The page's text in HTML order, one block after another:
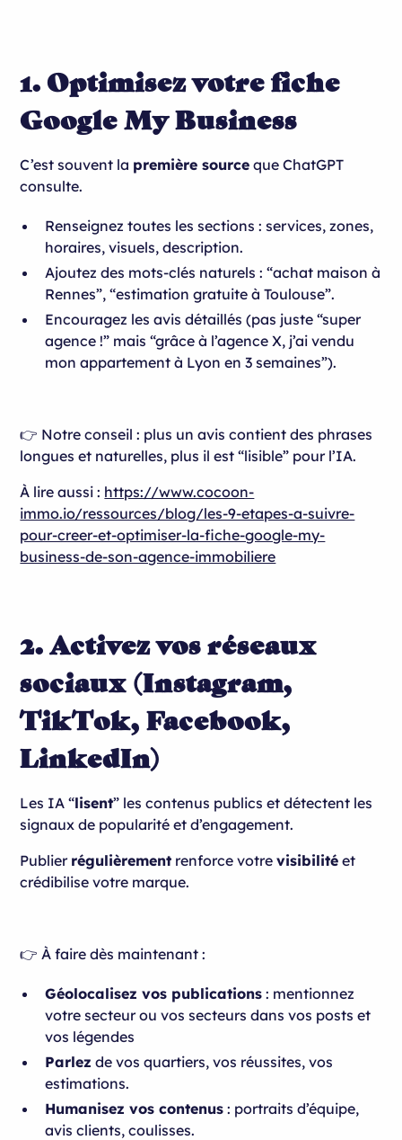
1. Optimisez votre fiche
Google My Business
C’est souvent la première source que ChatGPT
consulte.
Renseignez toutes les sections : services, zones,
horaires, visuels, description.
Ajoutez des mots-clés naturels : “achat maison à
Rennes”, “estimation gratuite à Toulouse”.
Encouragez les avis détaillés (pas juste “super
agence !” mais “grâce à l’agence X, j’ai vendu
mon appartement à Lyon en 3 semaines”).
👉 Notre conseil : plus un avis contient des phrases
longues et naturelles, plus il est “lisible” pour l’IA.
À lire aussi : https://www.cocoon-
immo.io/ressources/blog/les-9-etapes-a-suivre-
pour-creer-et-optimiser-la-fiche-google-my-
business-de-son-agence-immobiliere
2. Activez vos réseaux
sociaux (Instagram,
TikTok, Facebook,
LinkedIn)
Les IA “lisent” les contenus publics et détectent les
signaux de popularité et d’engagement.
Publier régulièrement renforce votrevisibilité et
crédibilise votre marque.
👉 À faire dès maintenant :
Géolocalisez vos publications : mentionnez
votre secteur ou vos secteurs dans vos posts et
vos légendes
Parlez de vos quartiers, vos réussites, vos
estimations.
Humanisez vos contenus : portraits d’équipe,
avis clients, coulisses.